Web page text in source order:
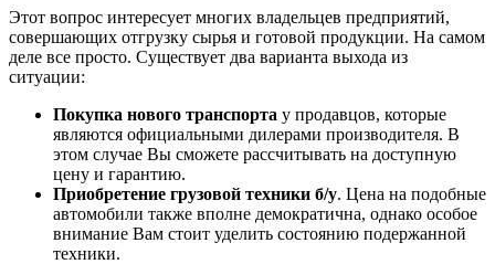
Этот вопрос интересует многих владельцев предприятий,
совершающих отгрузку сырья и готовой продукции. На самом
деле все просто. Существует два варианта выхода из
ситуации:
Покупка нового транспорта у продавцов, которые
являются официальными дилерами производителя. В
этом случае Вы сможете рассчитывать на доступную
цену и гарантию.
Приобретение грузовой техники б/у. Цена на подобные
автомобили также вполне демократична, однако особое
внимание Вам стоит уделить состоянию подержанной
техники.